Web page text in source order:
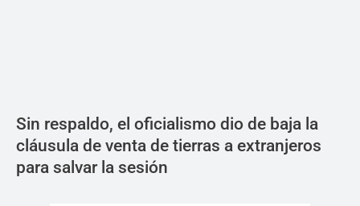
Sin respaldo, el oficialismo dio de baja la
cláusula de venta de tierras a extranjeros
para salvar la sesión